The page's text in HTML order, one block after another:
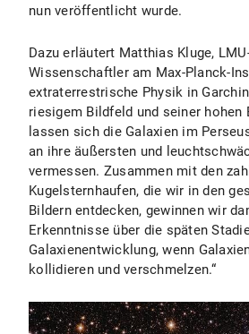
nun veröffentlicht wurde.
Dazu erläutert Matthias Kluge,
Wissenschaftler am Max-Planck-
extraterrestrische Physik in
riesigem Bildfeld und seiner hohen
lassen sich die Galaxien im
an ihre äußersten und
vermessen. Zusammen mit den
Kugelsternhaufen, die wir in den
Bildern entdecken, gewinnen wir
Erkenntnisse über die späten
Galaxienentwicklung, wenn
kollidieren und verschmelzen.“